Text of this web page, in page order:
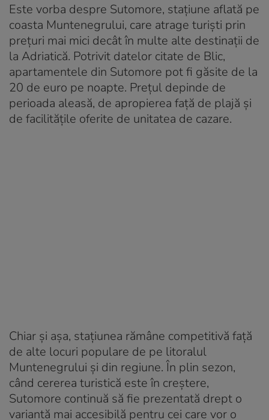
Este vorba despre Sutomore, stațiune aflată pe
coasta Muntenegrului, care atrage turiști prin
prețuri mai mici decât în multe alte destinații de
la Adriatică. Potrivit datelor citate de Blic,
apartamentele din Sutomore pot fi găsite de la
20 de euro pe noapte. Prețul depinde de
perioada aleasă, de apropierea față de plajă și
de facilitățile oferite de unitatea de cazare.
Chiar și așa, stațiunea rămâne competitivă față
de alte locuri populare de pe litoralul
Muntenegrului și din regiune. În plin sezon,
când cererea turistică este în creștere,
Sutomore continuă să fie prezentată drept o
variantă mai accesibilă pentru cei care vor o